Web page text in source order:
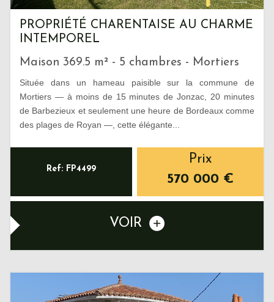
PROPRIÉTÉ CHARENTAISE AU CHARME
INTEMPOREL
Maison 369.5 m² - 5 chambres - Mortiers
Située dans un hameau paisible sur la commune de
Mortiers — à moins de 15 minutes de Jonzac, 20 minutes
de Barbezieux et seulement une heure de Bordeaux comme
des plages de Royan —, cette élégante...
Ref: FP4499
Prix
570 000 €
VOIR